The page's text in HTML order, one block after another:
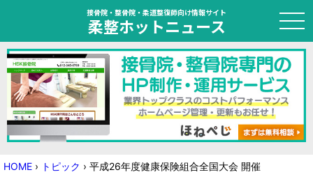
接骨院・整骨院・柔道整復師向け情報サイト
柔整ホットニュース
HOME
トピック
ニュース
HOME › トピック › 平成26年度健康保険組合全国大会 開催